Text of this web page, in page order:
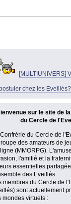
[MULTIUNIVERS]
chez les Eveillés?
sur le site de
du Cercle de
du Cercle de
des amateurs de
(MMORPG).
l'amitié et la
essentielles
des Eveillés.
membres du Cercle de
sont actuellement
mondes virtuels :